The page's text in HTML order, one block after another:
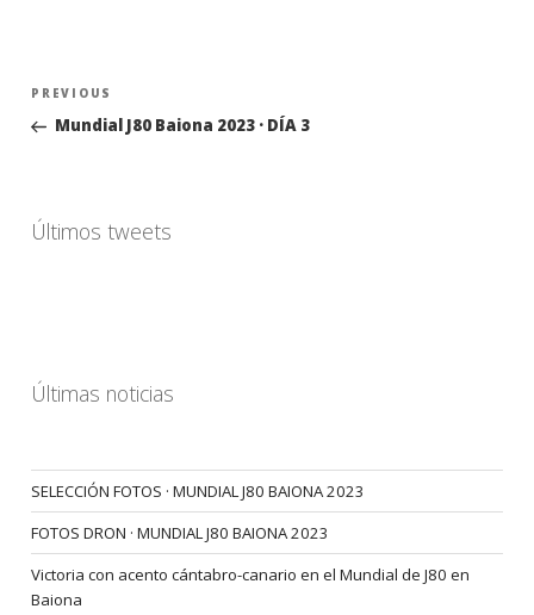
Navegación
entradas
Previous
Post
PREVIOUS
Mundial J80 Baiona 2023 · DÍA 3
Últimos tweets
Últimas noticias
SELECCIÓN FOTOS · MUNDIAL J80 BAIONA 2023
FOTOS DRON · MUNDIAL J80 BAIONA 2023
Victoria con acento cántabro-canario en el Mundial de J80 en
Baiona